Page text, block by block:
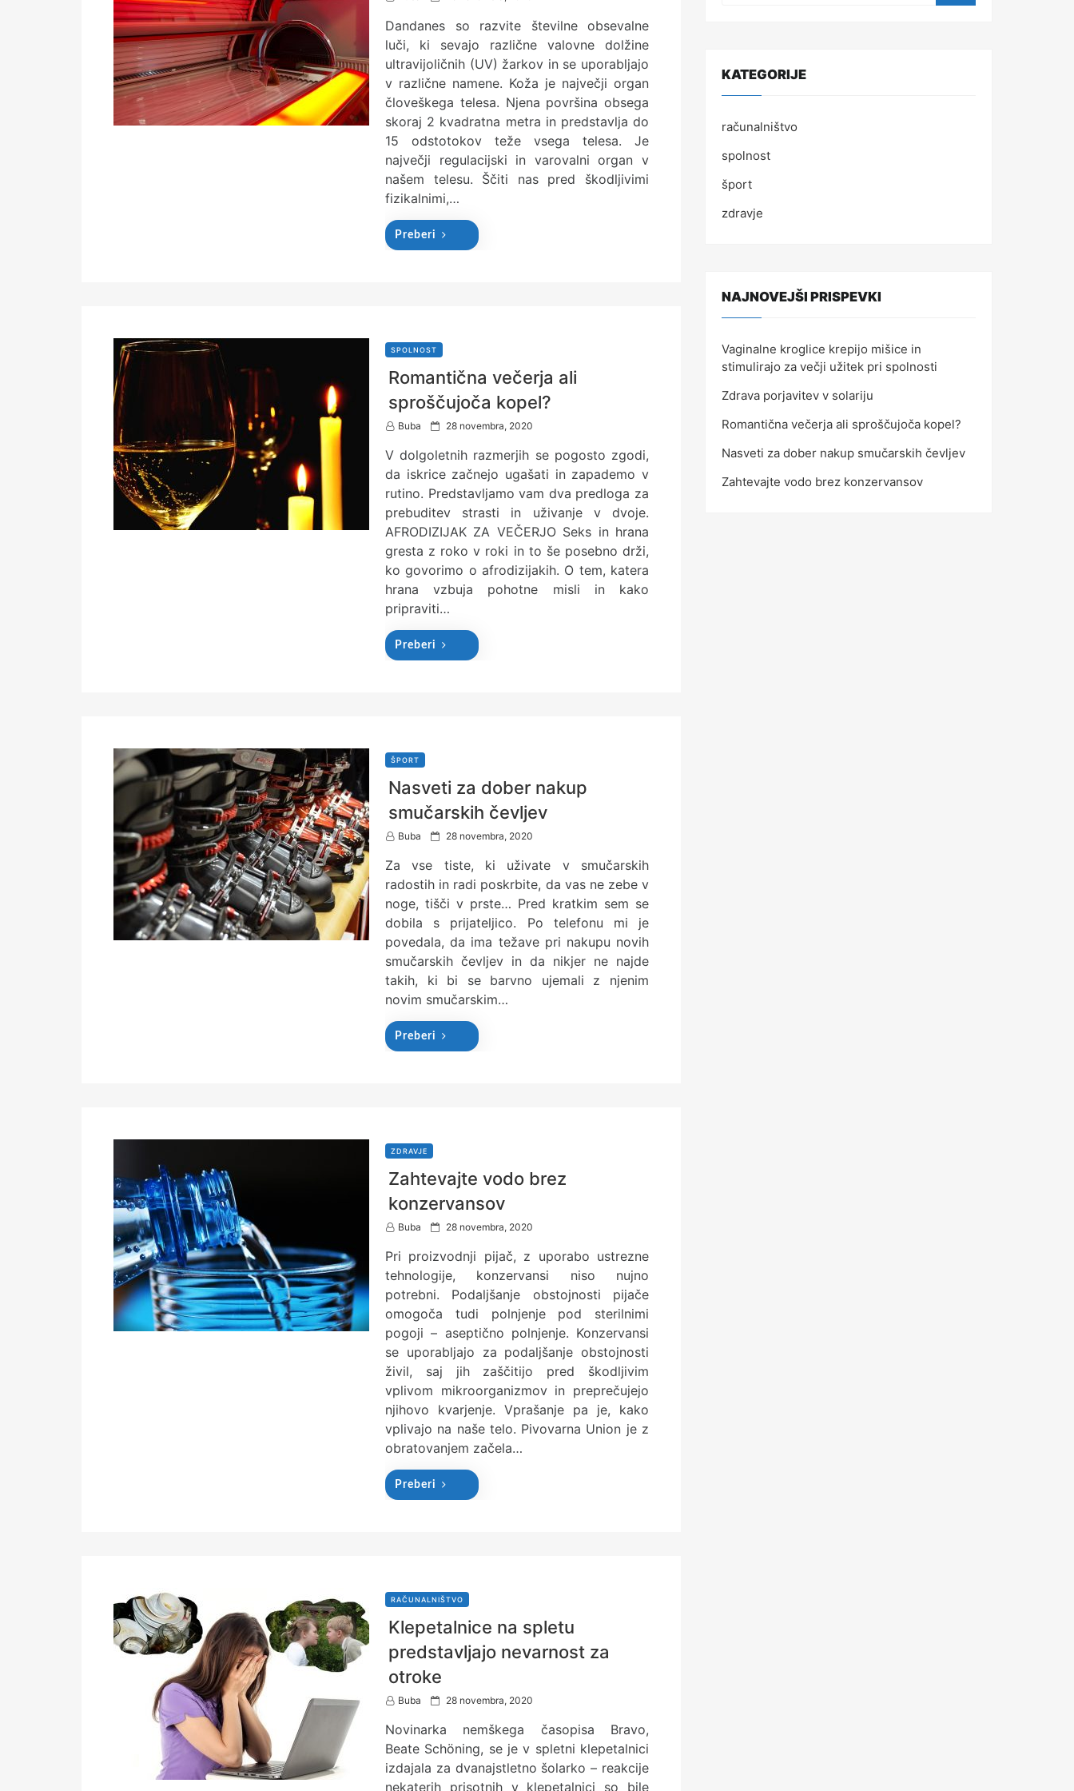
s
e
d
o
Dandanes so razvite številne obsevalne
luči, ki sevajo različne valovne dolžine
ultravijoličnih (UV) žarkov in se uporabljajo
v različne namene. Koža je največji organ
človeškega telesa. Njena površina obsega
skoraj 2 kvadratna metra in predstavlja do
15 odstotokov teže vsega telesa. Je
največji regulacijski in varovalni organ v
našem telesu. Ščiti nas pred škodljivimi
fizikalnimi,…
Preberi
SPOLNOST
Romantična večerja ali
sproščujoča kopel?
Buba
P
s
e
d
o
n
28 novembra, 2020
V dolgoletnih razmerjih se pogosto zgodi,
da iskrice začnejo ugašati in zapademo v
rutino. Predstavljamo vam dva predloga za
prebuditev strasti in uživanje v dvoje.
AFRODIZIJAK ZA VEČERJO Seks in hrana
gresta z roko v roki in to še posebno drži,
ko govorimo o afrodizijakih. O tem, katera
hrana vzbuja pohotne misli in kako
pripraviti…
Preberi
ŠPORT
Nasveti za dober nakup
smučarskih čevljev
Buba
P
t
e
d
o
28 novembra, 2020
Za vse tiste, ki uživate v smučarskih
radostih in radi poskrbite, da vas ne zebe v
noge, tišči v prste… Pred kratkim sem se
dobila s prijateljico. Po telefonu mi je
povedala, da ima težave pri nakupu novih
smučarskih čevljev in da nikjer ne najde
takih, ki bi se barvno ujemali z njenim
novim smučarskim…
Preberi
ZDRAVJE
Zahtevajte vodo brez
konzervansov
Buba
P
s
t
e
o
28 novembra, 2020
Pri proizvodnji pijač, z uporabo ustrezne
tehnologije, konzervansi niso nujno
potrebni. Podaljšanje obstojnosti pijače
omogoča tudi polnjenje pod sterilnimi
pogoji – aseptično polnjenje. Konzervansi
se uporabljajo za podaljšanje obstojnosti
živil, saj jih zaščitijo pred škodljivim
vplivom mikroorganizmov in preprečujejo
njihovo kvarjenje. Vprašanje pa je, kako
vplivajo na naše telo. Pivovarna Union je z
obratovanjem začela…
Preberi
RAČUNALNIŠTVO
Klepetalnice na spletu
predstavljajo nevarnost za
otroke
Buba
P
s
t
e
d
o
28 novembra, 2020
Novinarka nemškega časopisa Bravo,
Beate Schöning, se je v spletni klepetalnici
izdajala za dvanajstletno šolarko – reakcije
nekaterih prisotnih v klepetalnici so bile
KATEGORIJE
računalništvo
spolnost
šport
zdravje
NAJNOVEJŠI PRISPEVKI
Vaginalne kroglice krepijo mišice in
stimulirajo za večji užitek pri spolnosti
Zdrava porjavitev v solariju
Romantična večerja ali sproščujoča kopel?
Nasveti za dober nakup smučarskih čevljev
Zahtevajte vodo brez konzervansov